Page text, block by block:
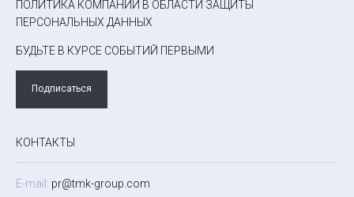
ПОЛИТИКА КОМПАНИИ В ОБЛАСТИ ЗАЩИТЫ
ПЕРСОНАЛЬНЫХ ДАННЫХ
БУДЬТЕ В КУРСЕ СОБЫТИЙ ПЕРВЫМИ
Подписаться
КОНТАКТЫ
E-mail: pr@tmk-group.com